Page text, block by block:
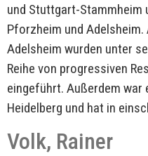
und Stuttgart-Stammheim
Pforzheim und
Adelsheim wurden unter
Reihe von progressiven
eingeführt. Außerdem war
Heidelberg und hat in
Volk, Rainer